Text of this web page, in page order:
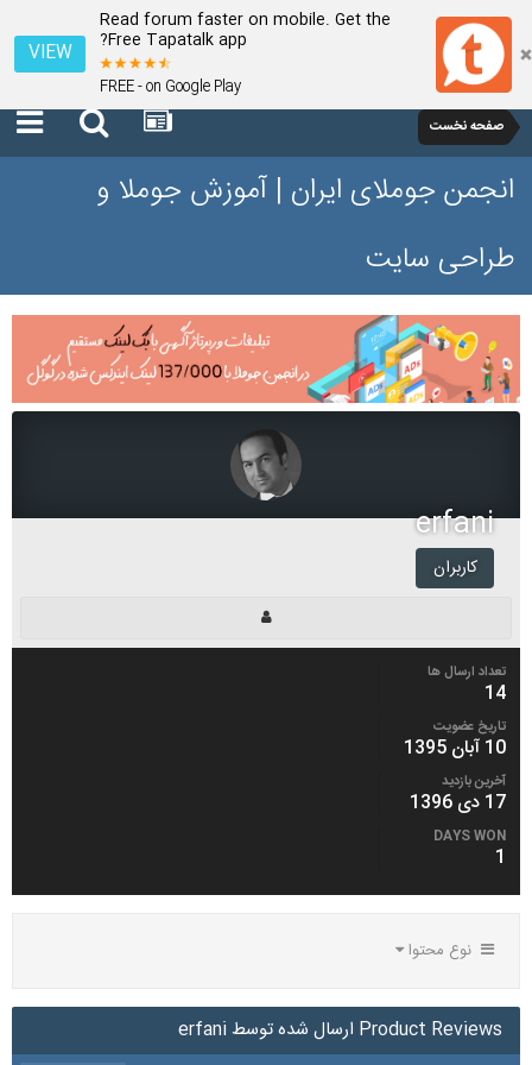
Read forum faster on mobile. Get the
Free Tapatalk app?
FREE - on Google Play
VIEW
صفحه نخست
انجمن جوملای ایران | آموزش جوملا و
طراحی سایت
erfani
کاربران
تعداد ارسال ها
14
تاریخ عضویت
10 آبان 1395
آخرین بازدید
17 دی 1396
DAYS WON
1
نوع محتوا
Product Reviews ارسال شده توسط erfani